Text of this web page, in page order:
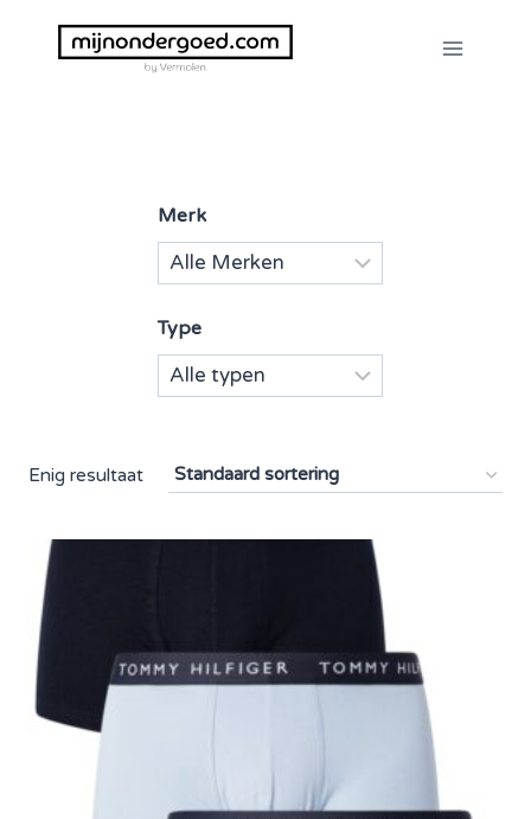
Enig resultaat
Merk
Type